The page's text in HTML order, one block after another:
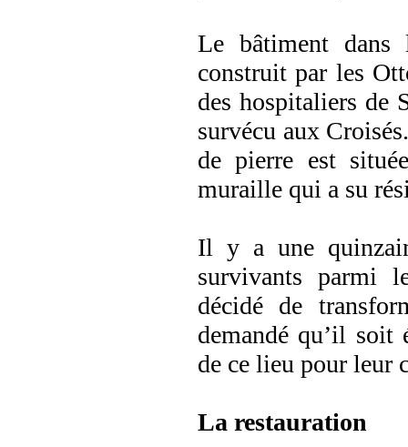
Le bâtiment dans
construit par les
des hospitaliers de
survécu aux
de pierre est
muraille qui a su
Il y a une
survivants parmi
décidé de
demandé qu’il soit
de ce lieu pour leur
La restauration